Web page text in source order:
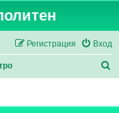
Вход
Регистрация